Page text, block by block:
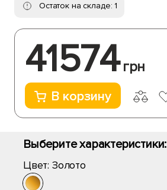
Остаток на складе: 1
41574 грн
В корзину
Выберите характеристики:
Цвет: Золото